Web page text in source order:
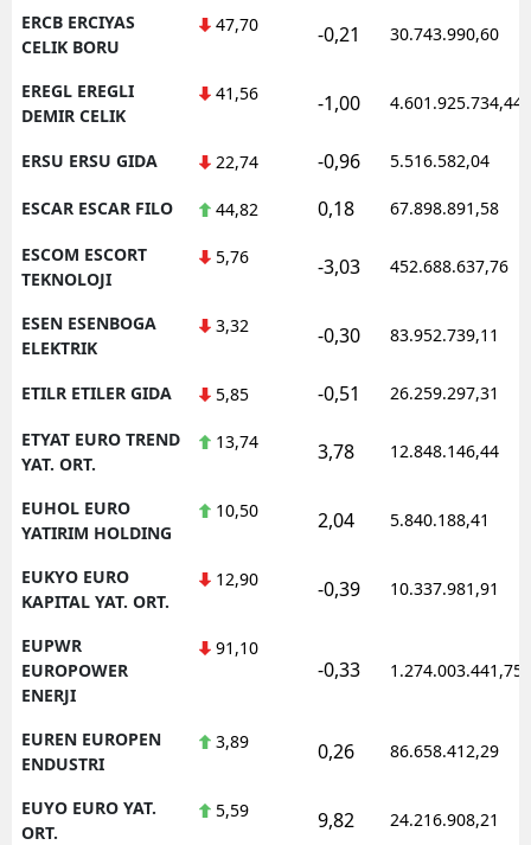
ERCB ERCIYAS
CELIK BORU
47,70 -0,21 30.743.990,60
EREGL EREGLI
DEMIR CELIK
41,56 -1,00 4.601.925.734,44
ERSU ERSU GIDA 22,74 -0,96 5.516.582,04
ESCAR ESCAR FILO 44,82 0,18 67.898.891,58
ESCOM ESCORT
TEKNOLOJI
5,76 -3,03 452.688.637,76
ESEN ESENBOGA
ELEKTRIK
3,32 -0,30 83.952.739,11
ETILR ETILER GIDA 5,85 -0,51 26.259.297,31
ETYAT EURO TREND
YAT. ORT.
13,74 3,78 12.848.146,44
EUHOL EURO
YATIRIM HOLDING
10,50 2,04 5.840.188,41
EUKYO EURO
KAPITAL YAT. ORT.
12,90 -0,39 10.337.981,91
EUPWR
EUROPOWER
ENERJI
91,10
-0,33 1.274.003.441,75
EUREN EUROPEN
ENDUSTRI
3,89 0,26 86.658.412,29
EUYO EURO YAT.
ORT.
5,59 9,82 24.216.908,21